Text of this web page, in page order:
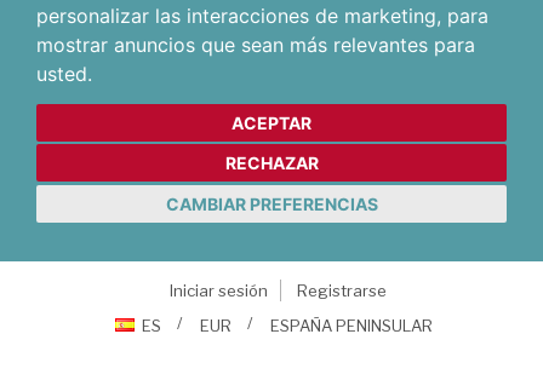
personalizar las interacciones de marketing, para
mostrar anuncios que sean más relevantes para
usted.
ACEPTAR
RECHAZAR
CAMBIAR PREFERENCIAS
Iniciar sesión
Registrarse
ES
EUR ESPAÑA PENINSULAR